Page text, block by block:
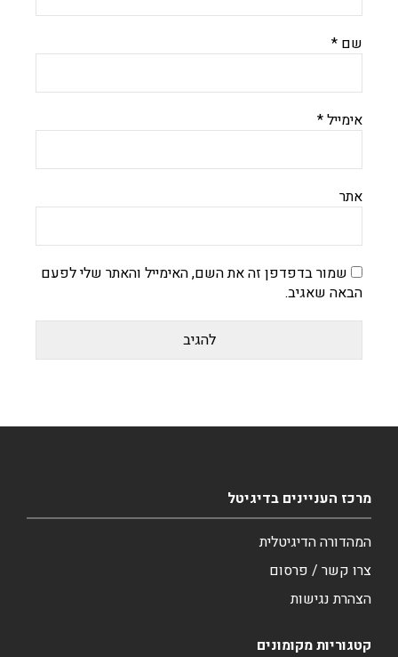
שם *
אימייל*
אתר
שמור בדפדפן זה את השם, האימייל והאתר שלי לפעם
הבאה שאגיב.
מרכז העניינים בדיגיטל
המהדורה הדיגיטלית
צרו קשר / פרסום
הצהרת נגישות
קטגוריות מקומונים